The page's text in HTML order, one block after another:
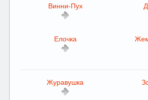
Винни-Пух
Елочка
Журавушка